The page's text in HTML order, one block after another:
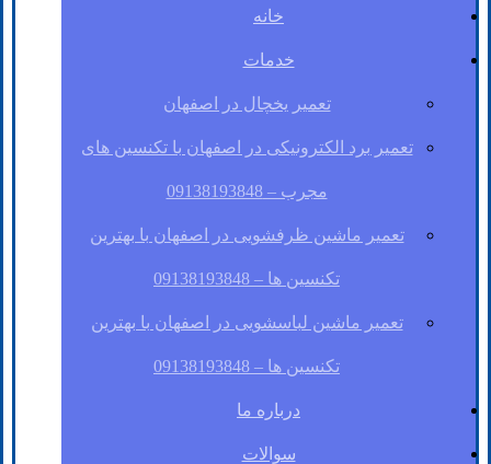
خانه
خدمات
تعمیر یخچال در اصفهان
تعمیر برد الکترونیکی در اصفهان با تکنسین های
مجرب – 09138193848
تعمیر ماشین ظرفشویی در اصفهان با بهترین
تکنسین ها – 09138193848
تعمیر ماشین لباسشویی در اصفهان با بهترین
تکنسین ها – 09138193848
درباره ما
سوالات